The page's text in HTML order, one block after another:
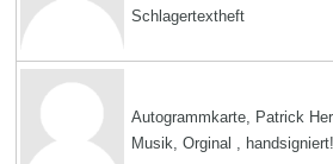
Schlagertextheft
Autogrammkarte, Patrick
Musik, Orginal , handsigniert!